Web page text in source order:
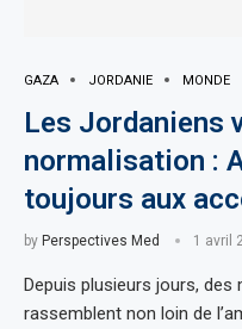
GAZA JORDANIE MONDE
Les Jordaniens
normalisation :
toujours aux
by Perspectives Med 1 avril
Depuis plusieurs jours, des
rassemblent non loin de